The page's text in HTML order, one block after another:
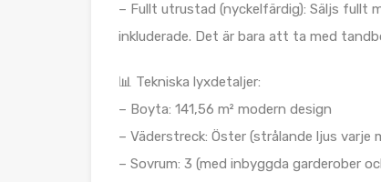
– Fullt utrustad (nyckelfärdig): Säljs fullt
inkluderade. Det är bara att ta med
📊 Tekniska lyxdetaljer:
– Boyta: 141,56 m² modern design
– Väderstreck: Öster (strålande ljus varje
– Sovrum: 3 (med inbyggda garderober